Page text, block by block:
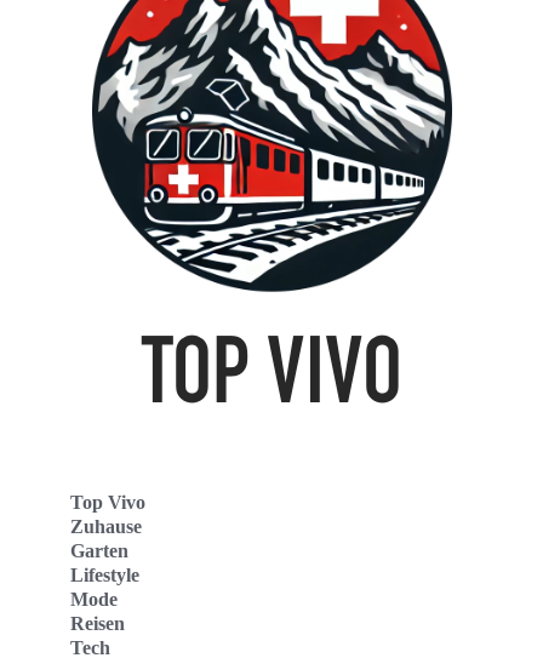
Top Vivo
Zuhause
Garten
Lifestyle
Mode
Reisen
Tech